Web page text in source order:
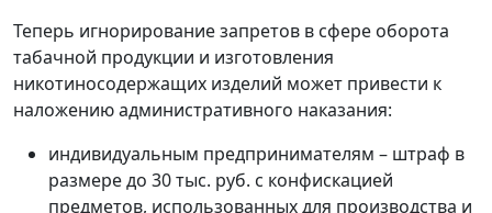
Теперь игнорирование запретов в сфере оборота
табачной продукции и изготовления
никотиносодержащих изделий может привести к
наложению административного наказания:
индивидуальным предпринимателям – штраф в
размере до 30 тыс. руб. с конфискацией
предметов, использованных для производства и